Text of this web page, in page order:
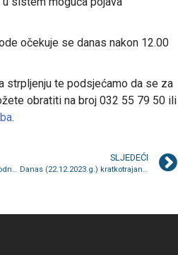
očekuje se danas nakon 12.00
strpljenju te podsjećamo da se za
obratiti na broj 032 55 79 50 ili
.
Zbog sanacije puknuća vodovodne cijevi bez vode dio Varde, Barev Do i 4. juli
SLJEDEĆI
Danas (22.12.2023.g.) kratkotrajan prekid u vodosnabdijevanju za nekoliko naselja